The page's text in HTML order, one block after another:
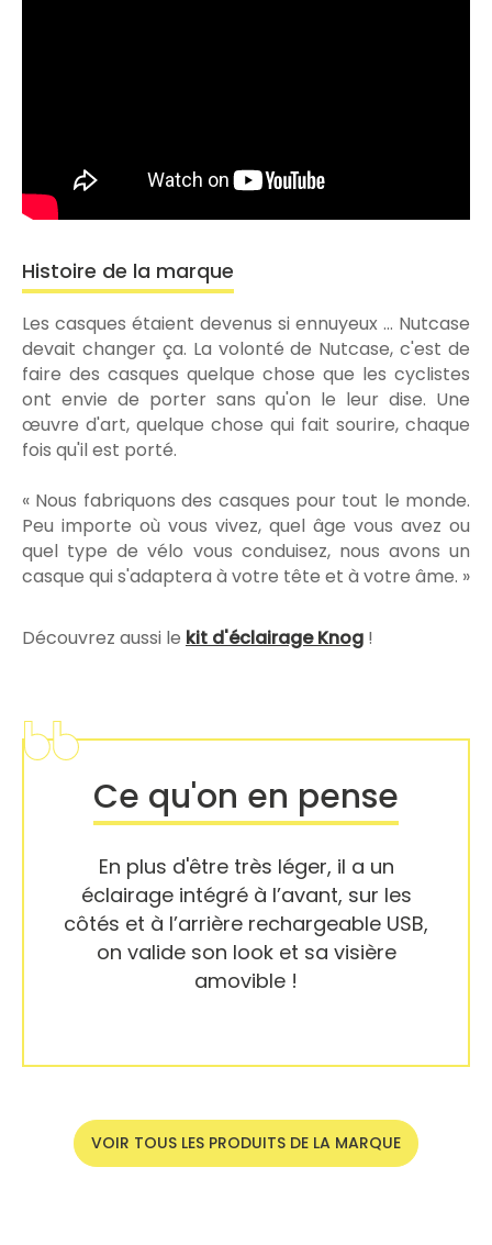
Histoire de la marque
Les casques étaient devenus si ennuyeux ... Nutcase
devait changer ça. La volonté de Nutcase, c'est de
faire des casques quelque chose que les cyclistes
ont envie de porter sans qu'on le leur dise. Une
œuvre d'art, quelque chose qui fait sourire, chaque
fois qu'il est porté.
« Nous fabriquons des casques pour tout le monde.
Peu importe où vous vivez, quel âge vous avez ou
quel type de vélo vous conduisez, nous avons un
casque qui s'adaptera à votre tête et à votre âme. »
Découvrez aussi le kit d'éclairage Knog !
Ce qu'on en pense
En plus d'être très léger, il a un
éclairage intégré à l’avant, sur les
côtés et à l’arrière rechargeable USB,
on valide son look et sa visière
amovible !
VOIR TOUS LES PRODUITS DE LA MARQUE